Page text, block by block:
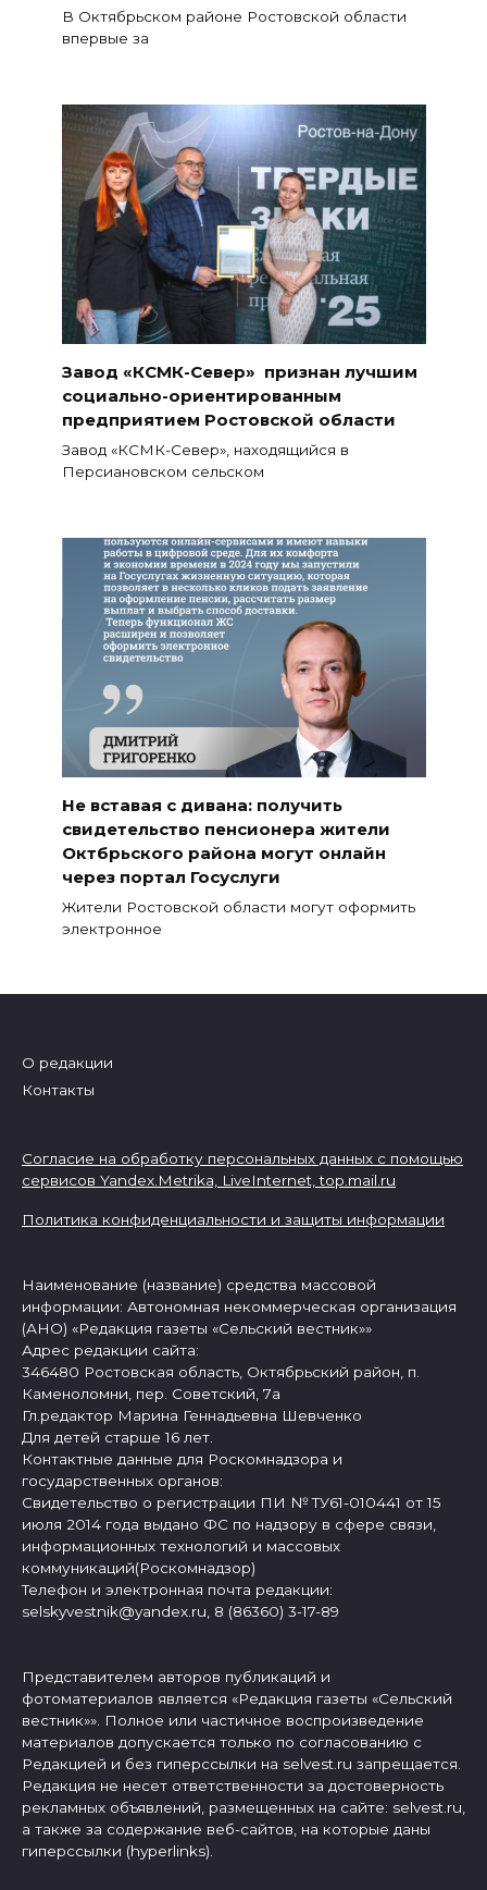
В Октябрьском районе Ростовской области
впервые за
Завод «КСМК-Север» признан лучшим
социально-ориентированным
предприятием Ростовской области
Завод «КСМК-Север», находящийся в
Персиановском сельском
Не вставая с дивана: получить
свидетельство пенсионера жители
Октбрьского района могут онлайн
через портал Госуслуги
Жители Ростовской области могут оформить
электронное
О редакции
Контакты
Согласие на обработку персональных данных с помощью
сервисов Yandex.Metrika, LiveInternet,top.mail.ru
Политика конфиденциальности и защиты информации
Наименование (название) средства массовой
информации: Автономная некоммерческая организация
(АНО) «Редакция газеты «Сельский вестник»»
Адрес редакции сайта:
346480 Ростовская область, Октябрьский район, п.
Каменоломни, пер. Советский, 7а
Гл.редактор Марина Геннадьевна Шевченко
Для детей старше 16 лет.
Контактные данные для Роскомнадзора и
государственных органов:
Свидетельство о регистрации ПИ № ТУ61-010441 от 15
июля 2014 года выдано ФС по надзору в сфере связи,
информационных технологий и массовых
коммуникаций(Роскомнадзор)
Телефон и электронная почта редакции:
selskyvestnik@yandex.ru, 8 (86360) 3-17-89
Представителем авторов публикаций и
фотоматериалов является «Редакция газеты «Сельский
вестник»». Полное или частичное воспроизведение
материалов допускается только по согласованию с
Редакцией и без гиперссылки на selvest.ru запрещается.
Редакция не несет ответственности за достоверность
рекламных объявлений, размещенных на сайте: selvest.ru,
а также за содержание веб-сайтов, на которые даны
гиперссылки (hyperlinks).